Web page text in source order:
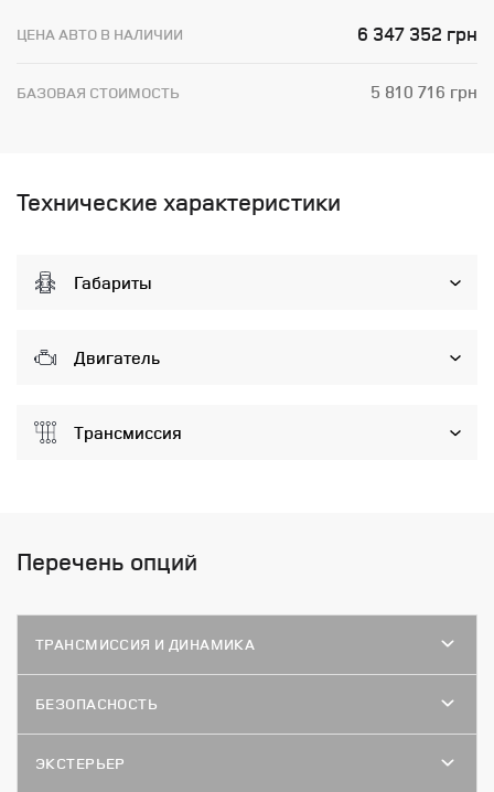
ЦЕНА АВТО В НАЛИЧИИ 6 347 352 грн
БАЗОВАЯ СТОИМОСТЬ 5 810 716 грн
Технические характеристики
Габариты
Двигатель
Трансмиссия
Перечень опций
ТРАНСМИССИЯ И ДИНАМИКА
БЕЗОПАСНОСТЬ
ЭКСТЕРЬЕР